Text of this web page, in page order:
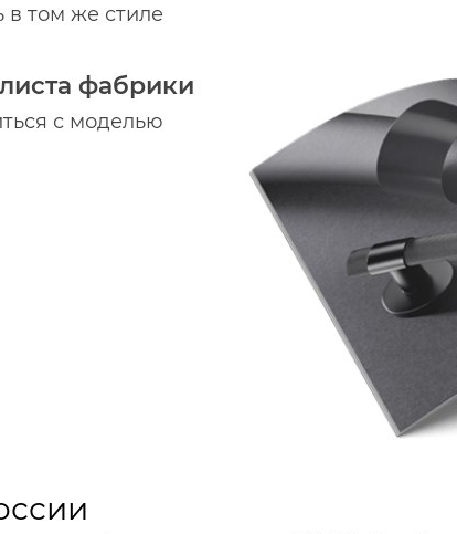
в том же стиле
фабрики
с моделью